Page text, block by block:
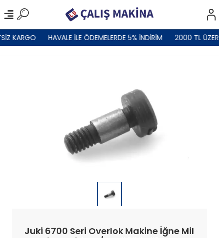
KARGO HAVALE İLE ÖDEMELERDE 5% İNDİRİM 2000 TL
Juki 6700 Seri Overlok Makine İğne Mil